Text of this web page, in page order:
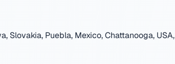
Slovakia, Puebla, Mexico, Chattanooga, USA,